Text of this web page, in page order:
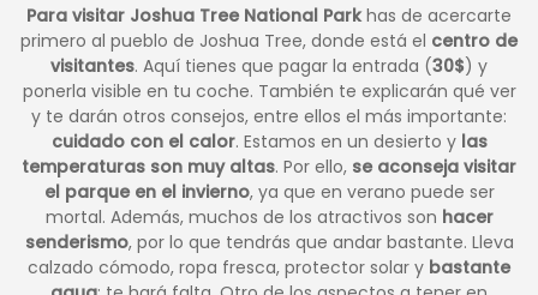
Para visitar Joshua Tree National Parkhas de acercarte
primero al pueblo de Joshua Tree, donde está el centro de
visitantes. Aquí tienes que pagar la entrada (30$) y
ponerla visible en tu coche. También te explicarán qué ver
y te darán otros consejos, entre ellos el más importante:
cuidado con el calor. Estamos en un desierto y las
temperaturas son muy altas. Por ello, se aconseja visitar
el parque en el invierno, ya que en verano puede ser
mortal. Además, muchos de los atractivos son hacer
senderismo, por lo que tendrás que andar bastante. Lleva
calzado cómodo, ropa fresca, protector solar y bastante